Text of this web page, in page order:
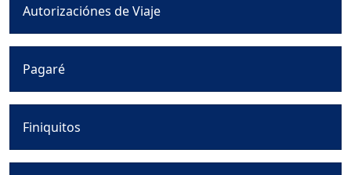
Autorizaciónes de Viaje
Pagaré
Finiquitos